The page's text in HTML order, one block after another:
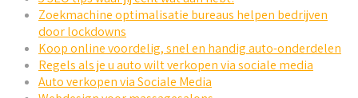
Zoekmachine optimalisatie bureaus helpen bedrijven
door lockdowns
Koop online voordelig, snel en handig auto-onderdelen
Regels als je u auto wilt verkopen via sociale media
Auto verkopen via Sociale Media